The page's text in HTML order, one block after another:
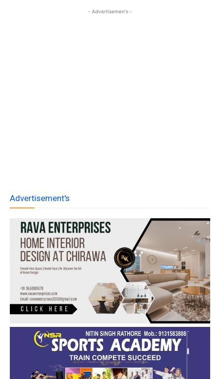
- Advertisemen's -
Advertisement's